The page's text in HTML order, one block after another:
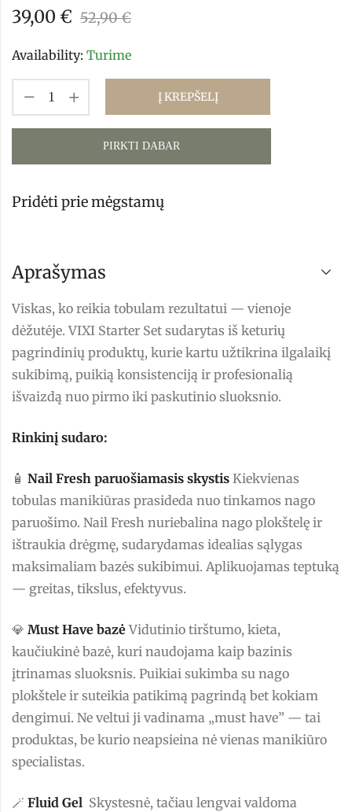
39,00 € 52,90€
Availability: Turime
Į KREPŠELĮ
PIRKTI DABAR
Pridėti prie mėgstamų
Aprašymas
Viskas, ko reikia tobulam rezultatui — vienoje
dėžutėje. VIXI Starter Set sudarytas iš keturių
pagrindinių produktų, kurie kartu užtikrina ilgalaikį
sukibimą, puikią konsistenciją ir profesionalią
išvaizdą nuo pirmo iki paskutinio sluoksnio.
Rinkinį sudaro:
🧴 Nail Fresh paruošiamasis skystis Kiekvienas
tobulas manikiūras prasideda nuo tinkamos nago
paruošimo. Nail Fresh nuriebalina nago plokštelę ir
ištraukia drėgmę, sudarydamas idealias sąlygas
maksimaliam bazės sukibimui. Aplikuojamas teptuką
— greitas, tikslus, efektyvus.
💎 Must Have bazėVidutinio tirštumo, kieta,
kaučiukinė bazė, kuri naudojama kaip bazinis
įtrinamas sluoksnis. Puikiai sukimba su nago
plokštele ir suteikia patikimą pagrindą bet kokiam
dengimui. Ne veltui ji vadinama „must have” — tai
produktas, be kurio neapsieina nė vienas manikiūro
specialistas.
🪄 Fluid Gel Skystesnė, tačiau lengvai valdoma